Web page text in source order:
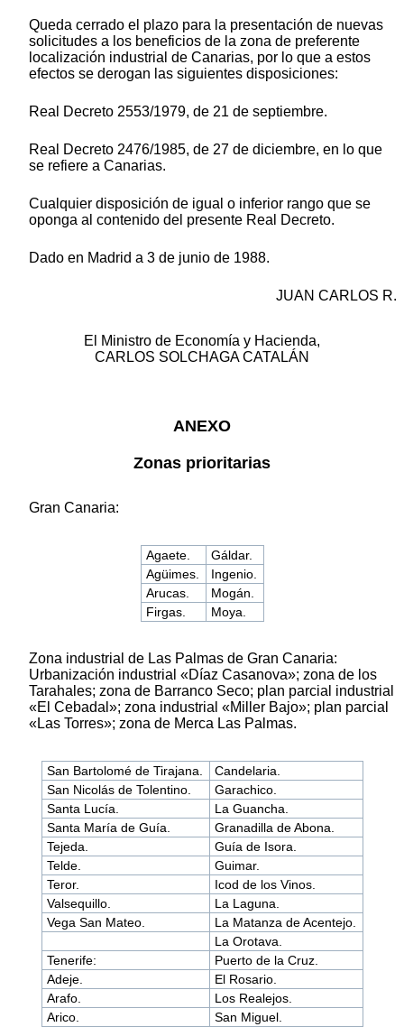
Queda cerrado el plazo para la presentación de nuevas
solicitudes a los beneficios de la zona de preferente
localización industrial de Canarias, por lo que a estos
efectos se derogan las siguientes disposiciones:
Real Decreto 2553/1979, de 21 de septiembre.
Real Decreto 2476/1985, de 27 de diciembre, en lo que
se refiere a Canarias.
Cualquier disposición de igual o inferior rango que se
oponga al contenido del presente Real Decreto.
Dado en Madrid a 3 de junio de 1988.
JUAN CARLOS R.
El Ministro de Economía y Hacienda,
CARLOS SOLCHAGA CATALÁN
ANEXO
Zonas prioritarias
Gran Canaria:
Agaete.
Gáldar.
Agüimes.
Ingenio.
Arucas.
Mogán.
Firgas.
Moya.
Zona industrial de Las Palmas de Gran Canaria:
Urbanización industrial «Díaz Casanova»; zona de los
Tarahales; zona de Barranco Seco; plan parcial industrial
«El Cebadal»; zona industrial «Miller Bajo»; plan parcial
«Las Torres»; zona de Merca Las Palmas.
San Bartolomé de Tirajana.
Candelaria.
San Nicolás de Tolentino.
Garachico.
Santa Lucía.
La Guancha.
Santa María de Guía.
Granadilla de Abona.
Tejeda.
Guía de Isora.
Telde.
Guimar.
Teror.
Icod de los Vinos.
Valsequillo.
La Laguna.
Vega San Mateo.
La Matanza de Acentejo.
La Orotava.
Tenerife:
Puerto de la Cruz.
Adeje.
El Rosario.
Arafo.
Los Realejos.
Arico.
San Miguel.